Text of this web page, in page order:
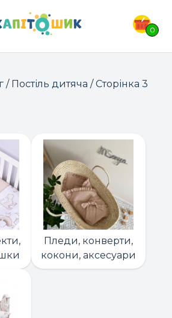
0
ТОВАРІВ:
/ Постіль дитяча / Сторінка 3
Пледи, конверти,
кокони, аксесуари